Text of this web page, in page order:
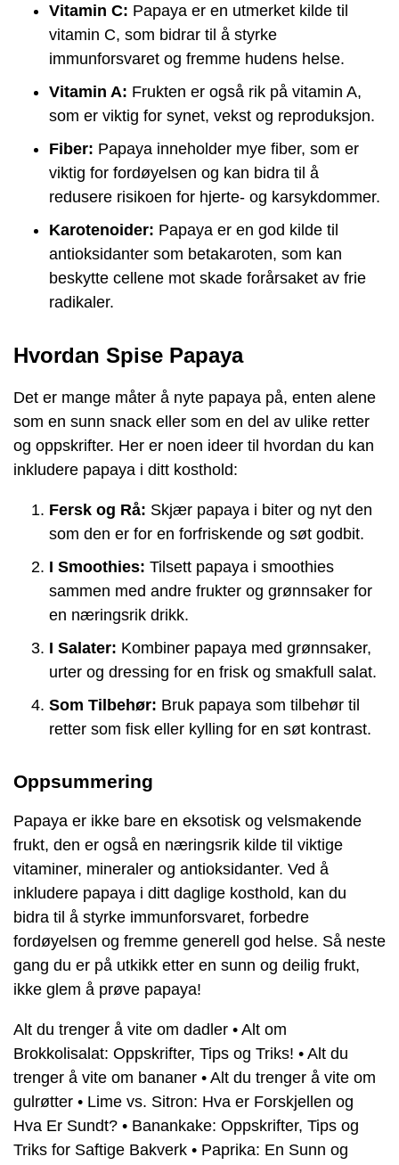
Vitamin C: Papaya er en utmerket kilde til
vitamin C, som bidrar til å styrke
immunforsvaret og fremme hudens helse.
Vitamin A: Frukten er også rik på vitamin A,
som er viktig for synet, vekst og reproduksjon.
Fiber: Papaya inneholder mye fiber, som er
viktig for fordøyelsen og kan bidra til å
redusere risikoen for hjerte- og karsykdommer.
Karotenoider: Papaya er en god kilde til
antioksidanter som betakaroten, som kan
beskytte cellene mot skade forårsaket av frie
radikaler.
Hvordan Spise Papaya
Det er mange måter å nyte papaya på, enten alene
som en sunn snack eller som en del av ulike retter
og oppskrifter. Her er noen ideer til hvordan du kan
inkludere papaya i ditt kosthold:
Fersk og Rå: Skjær papaya i biter og nyt den
som den er for en forfriskende og søt godbit.
I Smoothies: Tilsett papaya i smoothies
sammen med andre frukter og grønnsaker for
en næringsrik drikk.
I Salater: Kombiner papaya med grønnsaker,
urter og dressing for en frisk og smakfull salat.
Som Tilbehør: Bruk papaya som tilbehør til
retter som fisk eller kylling for en søt kontrast.
Oppsummering
Papaya er ikke bare en eksotisk og velsmakende
frukt, den er også en næringsrik kilde til viktige
vitaminer, mineraler og antioksidanter. Ved å
inkludere papaya i ditt daglige kosthold, kan du
bidra til å styrke immunforsvaret, forbedre
fordøyelsen og fremme generell god helse. Så neste
gang du er på utkikk etter en sunn og deilig frukt,
ikke glem å prøve papaya!
Alt du trenger å vite om dadler • Alt om
Brokkolisalat: Oppskrifter, Tips og Triks! • Alt du
trenger å vite om bananer • Alt du trenger å vite om
gulrøtter • Lime vs. Sitron: Hva er Forskjellen og
Hva Er Sundt? • Banankake: Oppskrifter, Tips og
Triks for Saftige Bakverk • Paprika: En Sunn og